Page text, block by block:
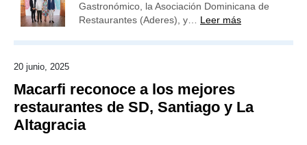
Gastronómico, la Asociación Dominicana de
Restaurantes (Aderes), y… Leer más
20 junio, 2025
Macarfi reconoce a los mejores
restaurantes de SD, Santiago y La
Altagracia